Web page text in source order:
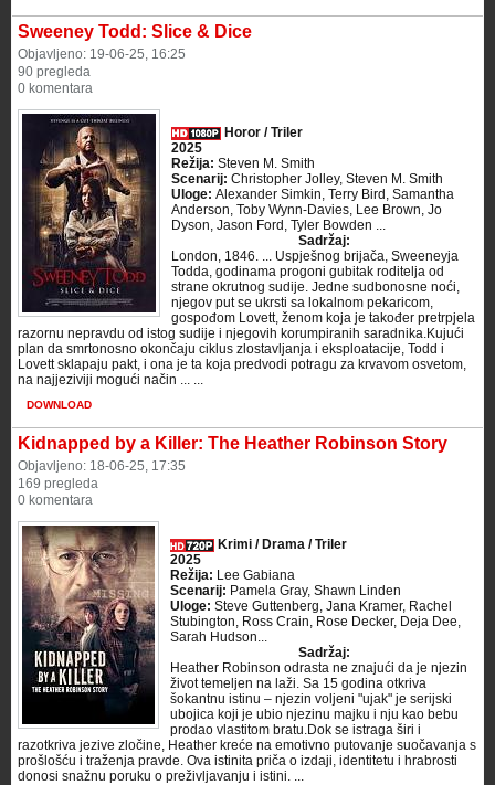
Sweeney Todd: Slice & Dice
Objavljeno: 19-06-25, 16:25
90 pregleda
0 komentara
Horor / Triler
2025
Režija: Steven M. Smith
Scenarij: Christopher Jolley, Steven M. Smith
Uloge: Alexander Simkin, Terry Bird, Samantha
Anderson, Toby Wynn-Davies, Lee Brown, Jo
Dyson, Jason Ford, Tyler Bowden ...
Sadržaj:
London, 1846. ... Uspješnog brijača, Sweeneyja
Todda, godinama progoni gubitak roditelja od
strane okrutnog sudije. Jedne sudbonosne noći,
njegov put se ukrsti sa lokalnom pekaricom,
gospođom Lovett, ženom koja je također pretrpjela
razornu nepravdu od istog sudije i njegovih korumpiranih saradnika.Kujući
plan da smrtonosno okončaju ciklus zlostavljanja i eksploatacije, Todd i
Lovett sklapaju pakt, i ona je ta koja predvodi potragu za krvavom osvetom,
na najjeziviji mogući način ... ...
DOWNLOAD
Kidnapped by a Killer: The Heather Robinson Story
Objavljeno: 18-06-25, 17:35
169 pregleda
0 komentara
Krimi / Drama / Triler
2025
Režija: Lee Gabiana
Scenarij: Pamela Gray, Shawn Linden
Uloge: Steve Guttenberg, Jana Kramer, Rachel
Stubington, Ross Crain, Rose Decker, Deja Dee,
Sarah Hudson...
Sadržaj:
Heather Robinson odrasta ne znajući da je njezin
život temeljen na laži. Sa 15 godina otkriva
šokantnu istinu – njezin voljeni "ujak" je serijski
ubojica koji je ubio njezinu majku i nju kao bebu
prodao vlastitom bratu.Dok se istraga širi i
razotkriva jezive zločine, Heather kreće na emotivno putovanje suočavanja s
prošlošću i traženja pravde. Ova istinita priča o izdaji, identitetu i hrabrosti
donosi snažnu poruku o preživljavanju i istini. ...